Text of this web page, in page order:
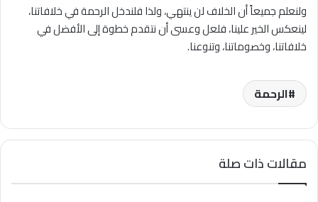
ولنعلم جميعاً أن الخلاف لن ينتهي، ولذا فلندخل الرحمة في خلافاتنا،
لينعكس الخير علينا، فلعل وعسى أن نتقدم خطوة إلى الأفضل في
خلافاتنا، وخصوماتنا، وتنوعنا.
الرحمة
مقالات ذات صلة